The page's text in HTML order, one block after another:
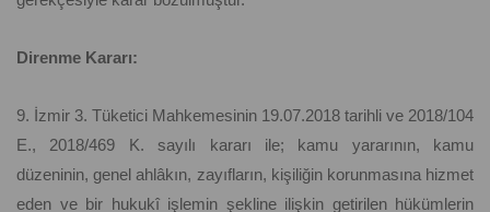
Direnme Kararı:
9. İzmir 3. Tüketici Mahkemesinin 19.07.2018 tarihli ve 2018/104
E., 2018/469 K. sayılı kararı ile; kamu yararının, kamu
düzeninin, genel ahlâkın, zayıfların, kişiliğin korunmasına hizmet
eden ve bir hukukî işlemin şekline ilişkin getirilen hükümlerin